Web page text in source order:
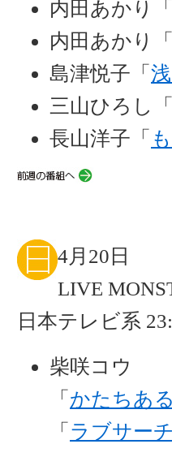
内田あかり「
内田あかり「
島津悦子「
三山ひろし「
長山洋子「
4月20日
LIVE
日本テレビ系
柴咲コウ
「 かたちあ
「 ラブサー